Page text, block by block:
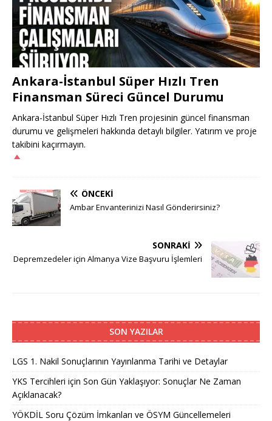
Ankara-İstanbul Süper Hızlı Tren
Finansman Süreci Güncel Durumu
Ankara-İstanbul Süper Hızlı Tren projesinin güncel finansman
durumu ve gelişmeleri hakkında detaylı bilgiler. Yatırım ve proje
takibini kaçırmayın.
ÖNCEKI
Ambar Envanterinizi Nasıl Gönderirsiniz?
SONRAKI
Depremzedeler için Almanya Vize Başvuru İşlemleri
SON YAZILAR
LGS 1. Nakil Sonuçlarının Yayınlanma Tarihi ve Detaylar
YKS Tercihleri için Son Gün Yaklaşıyor: Sonuçlar Ne Zaman
Açıklanacak?
YÖKDİL Soru Çözüm İmkanları ve ÖSYM Güncellemeleri